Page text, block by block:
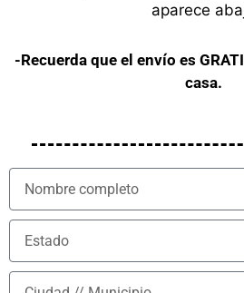
aparece
-Recuerda que el envío es
casa.